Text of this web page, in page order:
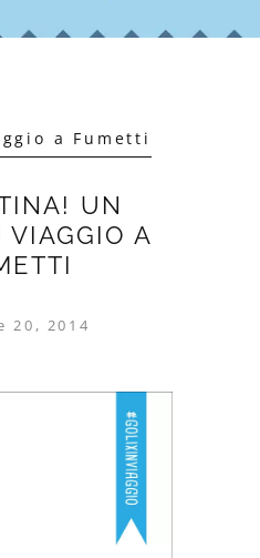
a Fumetti
UN
VIAGGIO A
20, 2014